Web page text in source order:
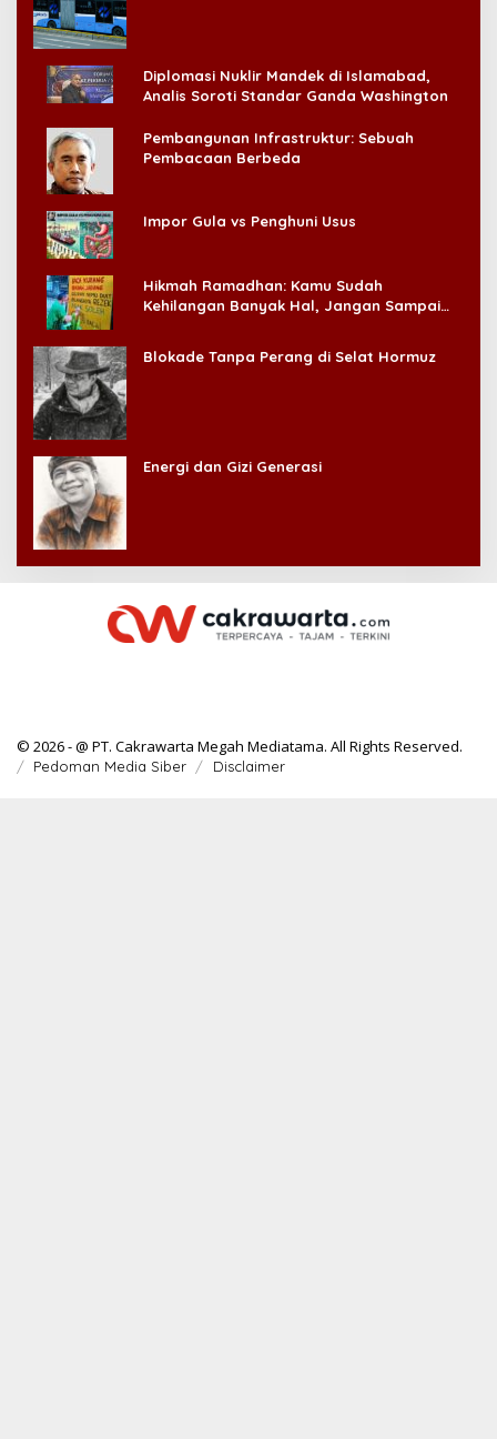
Diplomasi Nuklir Mandek di Islamabad,
Analis Soroti Standar Ganda Washington
Pembangunan Infrastruktur: Sebuah
Pembacaan Berbeda
Impor Gula vs Penghuni Usus
Hikmah Ramadhan: Kamu Sudah
Kehilangan Banyak Hal, Jangan Sampai
Blokade Tanpa Perang di Selat Hormuz
Energi dan Gizi Generasi
© 2026 - @ PT. Cakrawarta Megah Mediatama. All Rights Reserved.
Pedoman Media Siber Disclaimer